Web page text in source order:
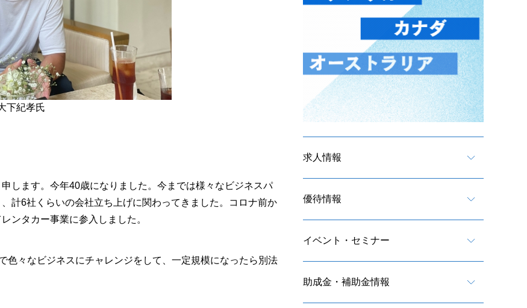
下紀孝氏
します。今年40歳になりました。今までは様々なビジネスパ
計6社くらいの会社立ち上げに関わってきました。コロナ前か
ンタカー事業に参入しました。
々なビジネスにチャレンジをして、一定規模になったら別法
求人情報
優待情報
イベント・セミナー
助成金・補助金情報